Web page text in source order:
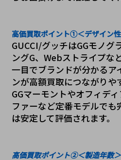
高価買取ポイント①＜デザイン
GUCCI/グッチはGGモノグ
ングG、Webストライプな
一目でブランドが分かるア
ンが高額買取につながりや
GGマーモントやオフィデ
ファーなど定番モデルで
は安定して評価されます。
高価買取ポイント②＜製造年数＞